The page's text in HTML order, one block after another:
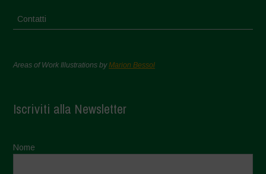
Contatti
Areas of Work Illustrations byMarion Bessol
Iscriviti alla Newsletter
Nome